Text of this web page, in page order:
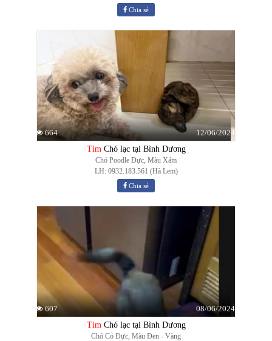
Chia sẻ
664
12/06/2024
Tìm Chó lạc tại Bình Dương
Chó Poodle Đực, Màu Xám
LH: 0932.183.561 (Hà Lem)
Chia sẻ
607
08/06/2024
Tìm Chó lạc tại Bình Dương
Chó Cỏ Đực, Màu Đen - Vàng